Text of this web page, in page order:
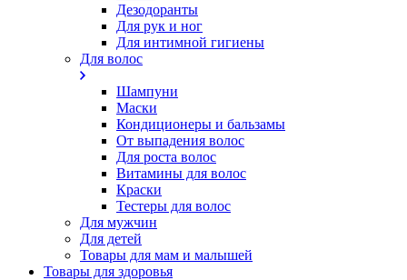
Дезодоранты
Для рук и ног
Для интимной гигиены
Для волос
Шампуни
Маски
Кондиционеры и бальзамы
От выпадения волос
Для роста волос
Витамины для волос
Краски
Тестеры для волос
Для мужчин
Для детей
Товары для мам и малышей
Товары для здоровья